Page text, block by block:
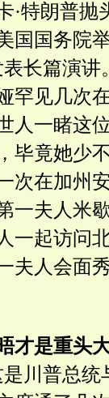
·特朗普抛
国国务院
长篇演讲
罕见几次
人一睹这
毕竟她少
次在加州
一夫人米
一起访问
夫人会面
才是重头
川普总统